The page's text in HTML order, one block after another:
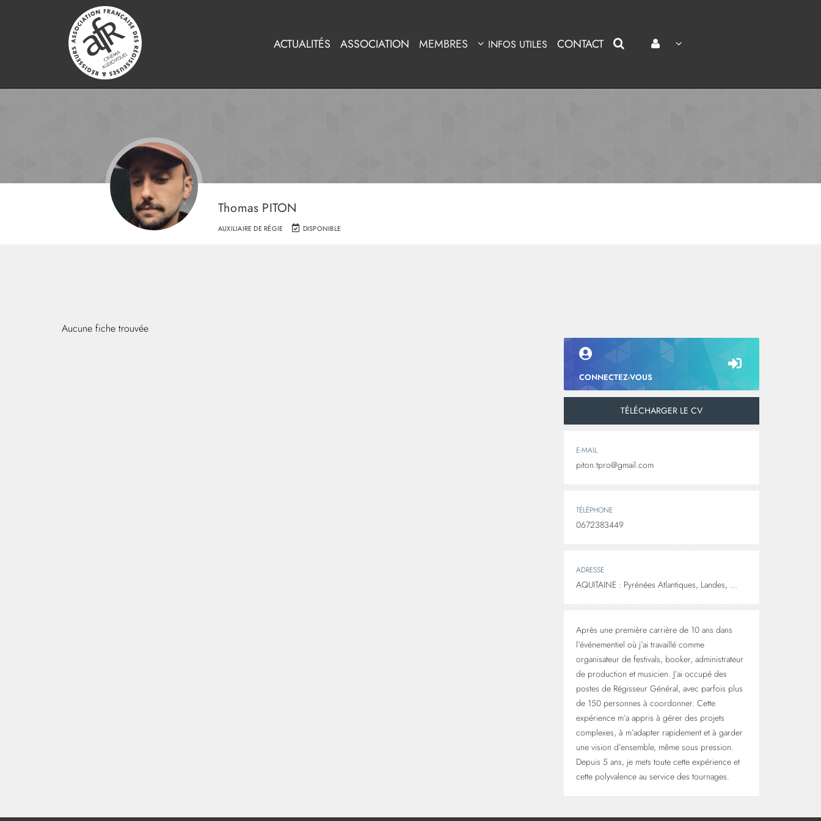
ACTUALITÉS ASSOCIATION MEMBRES INFOS UTILES CONTACT
Thomas PITON
AUXILIAIRE DE RÉGIE DISPONIBLE
Aucune fiche trouvée
CONNECTEZ-VOUS
TÉLÉCHARGER LE CV
E-MAIL
piton.tpro@gmail.com
TÉLÉPHONE
0672383449
ADRESSE
AQUITAINE : Pyrénées Atlantiques, Landes, ...
Après une première carrière de 10 ans dans
l’événementiel où j’ai travaillé comme
organisateur de festivals, booker, administrateur
de production et musicien. J’ai occupé des
postes de Régisseur Général, avec parfois plus
de 150 personnes à coordonner. Cette
expérience m’a appris à gérer des projets
complexes, à m’adapter rapidement et à garder
une vision d’ensemble, même sous pression.
Depuis 5 ans, je mets toute cette expérience et
cette polyvalence au service des tournages.